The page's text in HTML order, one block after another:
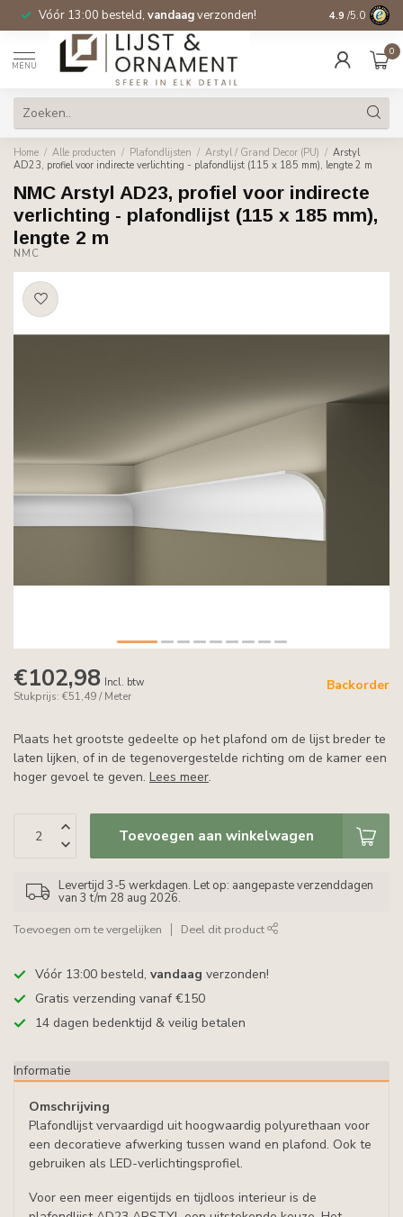
Vóór 13:00 besteld, vandaagverzonden! Gratis
4.9 /5.0
MENU
0
Home / Alle producten / Plafondlijsten / Arstyl / Grand Decor (PU) / Arstyl
AD23, profiel voor indirecte verlichting - plafondlijst (115 x 185 mm), lengte 2 m
NMC Arstyl AD23, profiel voor indirecte
verlichting - plafondlijst (115 x 185 mm),
lengte 2 m
NMC
€102,98 Incl. btw
Stukprijs: €51,49 / Meter
Backorder
Plaats het grootste gedeelte op het plafond om de lijst breder te
laten lijken, of in de tegenovergestelde richting om de kamer een
hoger gevoel te geven. Lees meer.
Toevoegen aan winkelwagen
Levertijd 3-5 werkdagen. Let op: aangepaste verzenddagen
van 3 t/m 28 aug 2026.
Toevoegen om te vergelijken Deel dit product
Vóór 13:00 besteld, vandaag verzonden!
Gratis verzending vanaf €150
14 dagen bedenktijd & veilig betalen
Informatie
Omschrijving
Plafondlijst vervaardigd uit hoogwaardig polyurethaan voor
een decoratieve afwerking tussen wand en plafond. Ook te
gebruiken als LED-verlichtingsprofiel.
Voor een meer eigentijds en tijdloos interieur is de